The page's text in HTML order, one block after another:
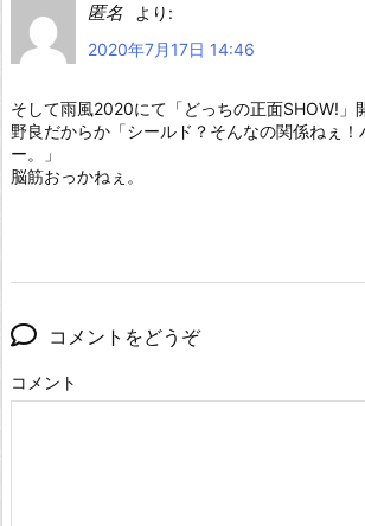
匿名
より:
2020年7月17日 14:46
そして雨風2020にて「どっちの正面SHOW!」
野良だからか「シールド？そんなの関係ねぇ
ー。」
脳筋おっかねぇ。
コメントをどうぞ
コメント